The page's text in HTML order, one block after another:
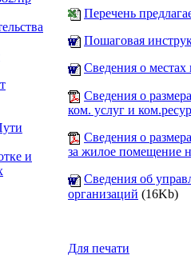
и
Перечень
Пошаговая
Сведения о местах
Сведения о
ком. услуг и
Сведения о
за жилое помещение
Сведения об
организаций (16Kb)
Для печати